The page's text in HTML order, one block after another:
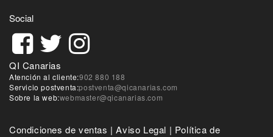
Social
QI Canarias
Atención al cliente:902 880 188
Servicio postventa:postventa@qicanarias.com
Sobre la web:webmaster@qicanarias.com
Condiciones de ventas |Aviso Legal | Política de